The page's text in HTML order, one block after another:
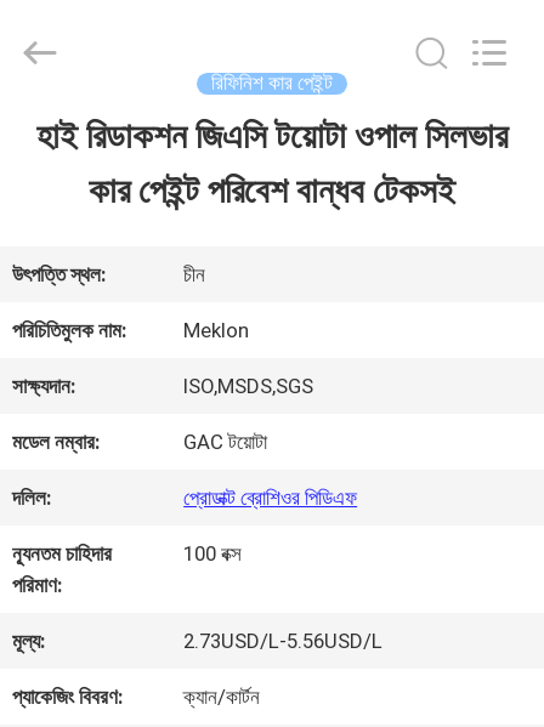
বাড়ি
ভিডিও
আমাদের
সম্পর্কে
কারখানা
মান
Chemical
রিফিনিশ কার পেইন্ট
হাই রিডাকশন জিএসি টয়োটা ওপাল সিলভার
কার পেইন্ট পরিবেশ বান্ধব টেকসই
উৎপত্তি স্থল: চীন
পরিচিতিমুলক নাম: Meklon
সাক্ষ্যদান: ISO,MSDS,SGS
মডেল নম্বার: GAC টয়োটা
দলিল: প্রোডাক্ট ব্রোশিওর পিডিএফ
ন্যূনতম চাহিদার
পরিমাণ:
100 বক্স
মূল্য: 2.73USD/L-5.56USD/L
প্যাকেজিং বিবরণ: ক্যান/কার্টন